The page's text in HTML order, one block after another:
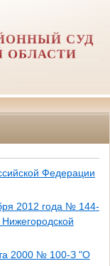
СУД
ОБЛАСТИ
Федерации
2012 года № 144-
2000 № 100-З "О